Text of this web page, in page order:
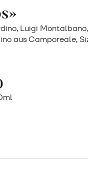
Luigi Montalbano,
aus Camporeale,